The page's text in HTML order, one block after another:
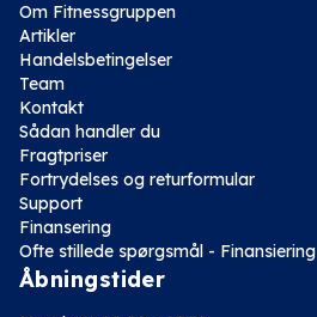
Om Fitnessgruppen
Artikler
Handelsbetingelser
Team
Kontakt
Sådan handler du
Fragtpriser
Fortrydelses og returformular
Support
Finansering
Ofte stillede spørgsmål - Finansiering
Åbningstider